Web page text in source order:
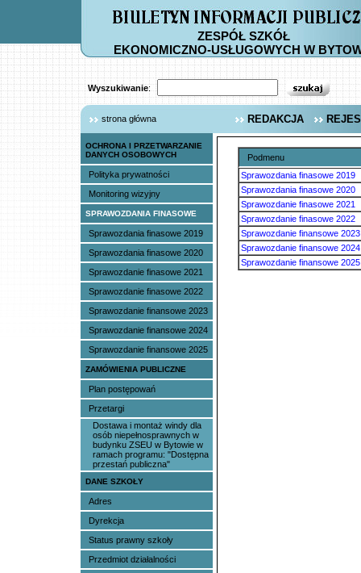
ZESPÓŁ SZKÓŁ
EKONOMICZNO-USŁUGOWYCH W
Wyszukiwanie:
strona główna REDAKCJA
OCHRONA I PRZETWARZANIE
DANYCH OSOBOWYCH
Polityka prywatności
Monitoring wizyjny
SPRAWOZDANIA FINASOWE
Sprawozdania finasowe 2019
Sprawozdania finasowe 2020
Sprawozdanie finasowe 2021
Sprawozdanie finasowe 2022
Sprawozdanie finansowe 2023
Sprawozdanie finansowe 2024
Sprawozdanie finansowe 2025
ZAMÓWIENIA PUBLICZNE
Plan postępowań
Przetargi
Dostawa i montaż windy dla
osób niepełnosprawnych w
budynku ZSEU w Bytowie w
ramach programu: "Dostępna
przestań publiczna"
DANE SZKOŁY
Adres
Dyrekcja
Status prawny szkoły
Przedmiot działalności
Podmenu
Sprawozdania finasowe 2019
Sprawozdania finasowe 2020
Sprawozdanie finasowe 2021
Sprawozdanie finasowe 2022
Sprawozdanie finansowe 2023
Sprawozdanie finansowe 2024
Sprawozdanie finansowe 2025